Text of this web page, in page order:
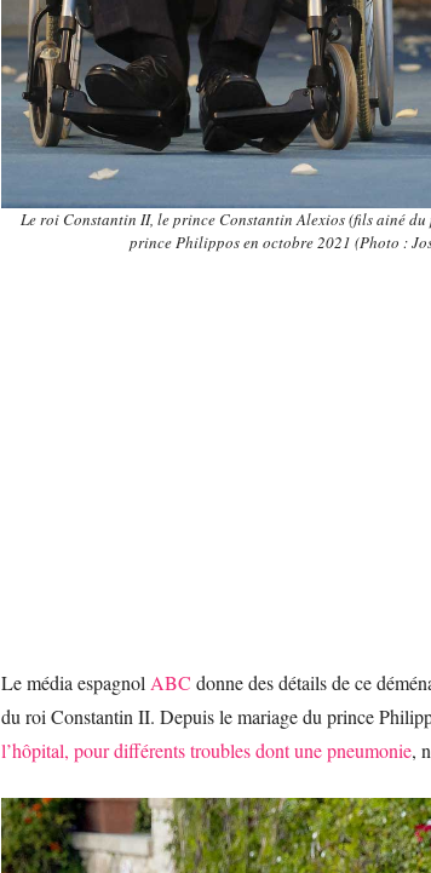
Le roi Constantin II, le prince Constantin Alexios (fils ainé
prince Philippos en octobre 2021 (Photo :
Le média espagnol ABC donne des détails de ce
du roi Constantin II. Depuis le mariage du prince
l’hôpital, pour différents troubles dont une pneumonie,